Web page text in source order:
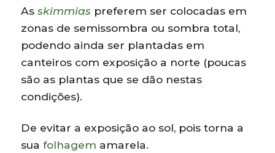
Asskimmias preferem ser colocadas em
zonas de semissombra ou sombra total,
podendo ainda ser plantadas em
canteiros com exposição a norte (poucas
são as plantas que se dão nestas
condições).
De evitar a exposição ao sol, pois torna a
suafolhagem amarela.